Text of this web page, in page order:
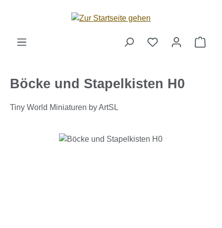
Zum Hauptinhalt springen
Böcke und Stapelkisten H0
Tiny World Miniaturen by ArtSL
Bildergalerie überspringen